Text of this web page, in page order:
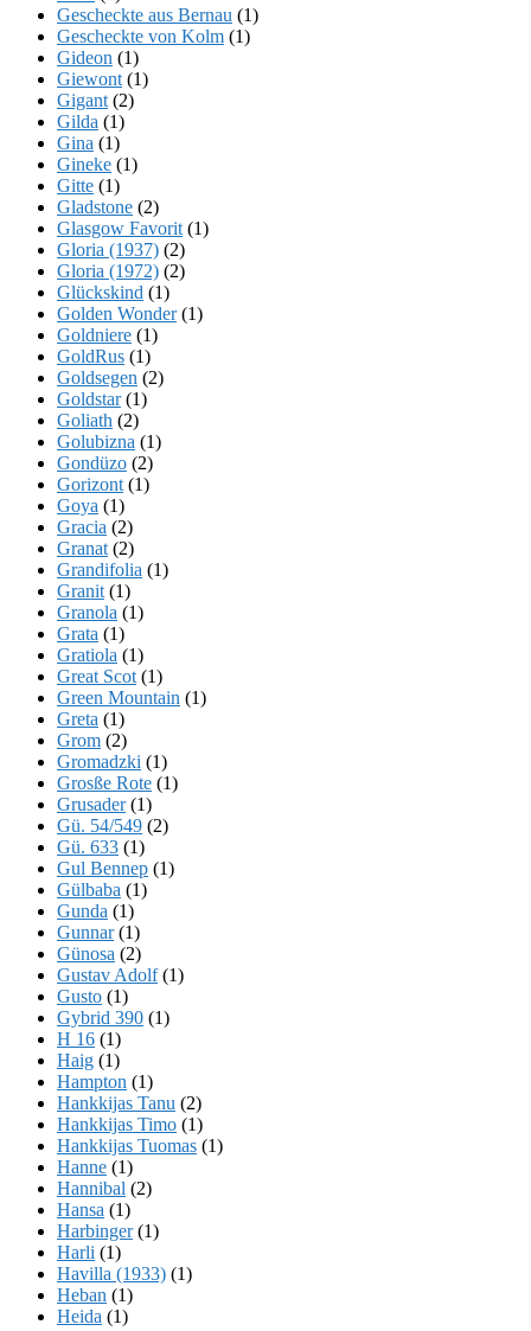
Gescheckte aus Bernau (1)
Gescheckte von Kolm (1)
Gideon (1)
Giewont (1)
Gigant (2)
Gilda (1)
Gina (1)
Gineke (1)
Gitte (1)
Gladstone (2)
Glasgow Favorit (1)
Gloria (1937) (2)
Gloria (1972) (2)
Glückskind (1)
Golden Wonder(1)
Goldniere (1)
GoldRus (1)
Goldsegen (2)
Goldstar(1)
Goliath (2)
Golubizna (1)
Gondüzo (2)
Gorizont (1)
Goya (1)
Gracia (2)
Granat (2)
Grandifolia (1)
Granit (1)
Granola (1)
Grata (1)
Gratiola (1)
Great Scot (1)
Green Mountain (1)
Greta (1)
Grom (2)
Gromadzki (1)
Grosße Rote (1)
Grusader(1)
Gü. 54/549 (2)
Gü. 633 (1)
Gul Bennep (1)
Gülbaba (1)
Gunda (1)
Gunnar(1)
Günosa (2)
Gustav Adolf(1)
Gusto (1)
Gybrid 390 (1)
H 16 (1)
Haig (1)
Hampton (1)
Hankkijas Tanu (2)
Hankkijas Timo (1)
Hankkijas Tuomas (1)
Hanne (1)
Hannibal (2)
Hansa (1)
Harbinger(1)
Harli (1)
Havilla (1933) (1)
Heban (1)
Heida (1)